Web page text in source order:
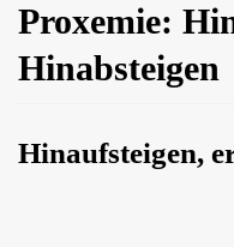
Koranisches Arabisch
Neue Methode
Kurse
Proxemie:
Hinabsteigen
Hinaufsteigen,